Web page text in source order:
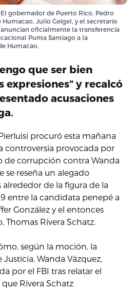
gobernador de Puerto Rico, Pedro
Julio Geigel, y el secretario
oficialmente la transferencia
Punta Santiago a la
Humacao.
que ser bien
expresiones” y recalcó
acusaciones
procuró esta mañana
controversia provocada por
de corrupción contra Wanda
se reseña un alegado
de la figura de la
entre la candidata penepé a
González y el entonces
Thomas Rivera Schatz.
según la moción, la
Wanda Vázquez,
por el FBI tras relatar el
Rivera Schatz